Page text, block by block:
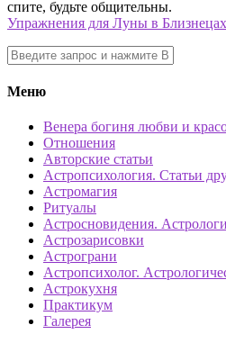
спите, будьте общительны.
Упражнения для Луны в Близнецах
Меню
Венера богиня любви и
Отношения
Авторские статьи
Астропсихология. Статьи
Астромагия
Ритуалы
Астросновидения.
Астрозарисовки
Астрограни
Астропсихолог.
Астрокухня
Практикум
Галерея